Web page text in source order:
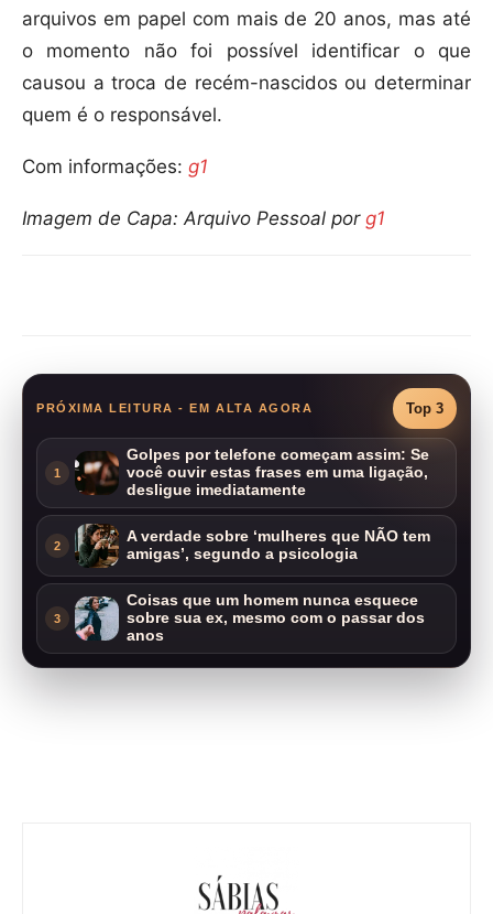
arquivos em papel com mais de 20 anos, mas até
o momento não foi possível identificar o que
causou a troca de recém-nascidos ou determinar
quem é o responsável.
Com informações: g1
Imagem de Capa: Arquivo Pessoal por g1
PRÓXIMA LEITURA - EM ALTA AGORA Top 3
1
Golpes por telefone começam assim: Se
você ouvir estas frases em uma ligação,
desligue imediatamente
2
A verdade sobre ‘mulheres que NÃO tem
amigas’, segundo a psicologia
3
Coisas que um homem nunca esquece
sobre sua ex, mesmo com o passar dos
anos